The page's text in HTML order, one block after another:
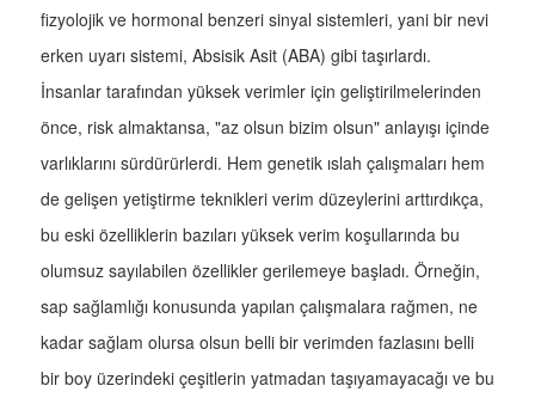
fizyolojik ve hormonal benzeri sinyal sistemleri, yani bir nevi
erken uyarı sistemi, Absisik Asit (ABA) gibi taşırlardı.
İnsanlar tarafından yüksek verimler için geliştirilmelerinden
önce, risk almaktansa, "az olsun bizim olsun" anlayışı içinde
varlıklarını sürdürürlerdi. Hem genetik ıslah çalışmaları hem
de gelişen yetiştirme teknikleri verim düzeylerini arttırdıkça,
bu eski özelliklerin bazıları yüksek verim koşullarında bu
olumsuz sayılabilen özellikler gerilemeye başladı. Örneğin,
sap sağlamlığı konusunda yapılan çalışmalara rağmen, ne
kadar sağlam olursa olsun belli bir verimden fazlasını belli
bir boy üzerindeki çeşitlerin yatmadan taşıyamayacağı ve bu